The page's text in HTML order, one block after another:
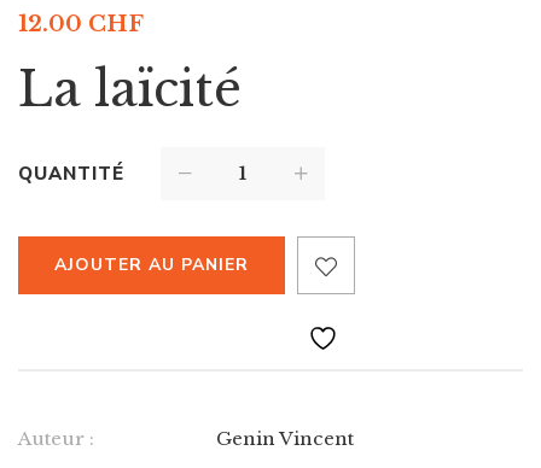
12.00 CHF
La laïcité
QUANTITÉ
AJOUTER AU PANIER
Auteur :
Genin Vincent